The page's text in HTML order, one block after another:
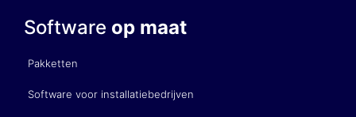
Software op maat
Pakketten
Software voor installatiebedrijven